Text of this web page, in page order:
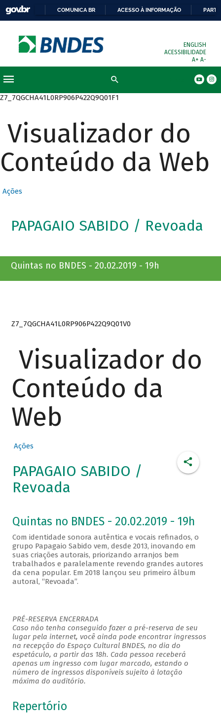
COMUNICA BR ACESSO À INFORMAÇÃO
ENGLISH
ACESSIBILIDADE
A+ A-
Z7_7QGCHA41L0RP906P422Q9Q01F1
Visualizador do
Conteúdo da Web
Ações
PAPAGAIO SABIDO / Revoada
Quintas no BNDES - 20.02.2019 - 19h
Z7_7QGCHA41L0RP906P422Q9Q01V0
Visualizador do
Conteúdo da
Web
Ações
PAPAGAIO SABIDO /
Revoada
Quintas no BNDES - 20.02.2019 - 19h
Com identidade sonora autêntica e vocais refinados, o
grupo Papagaio Sabido vem, desde 2013, inovando em
suas criações autorais, priorizando arranjos bem
trabalhados e paralelamente revendo grandes autores
da cena popular. Em 2018 lançou seu primeiro álbum
autoral, “Revoada”.
PRÉ-RESERVA ENCERRADA
Caso não tenha conseguido fazer a pré-reserva de seu
lugar pela internet, você ainda pode encontrar ingressos
na recepção do Espaço Cultural BNDES, no dia do
espetáculo, a partir das 18h. Cada pessoa receberá
apenas um ingresso com lugar marcado, estando o
número de ingressos disponíveis sujeito à lotação
máxima do auditório.
Repertório